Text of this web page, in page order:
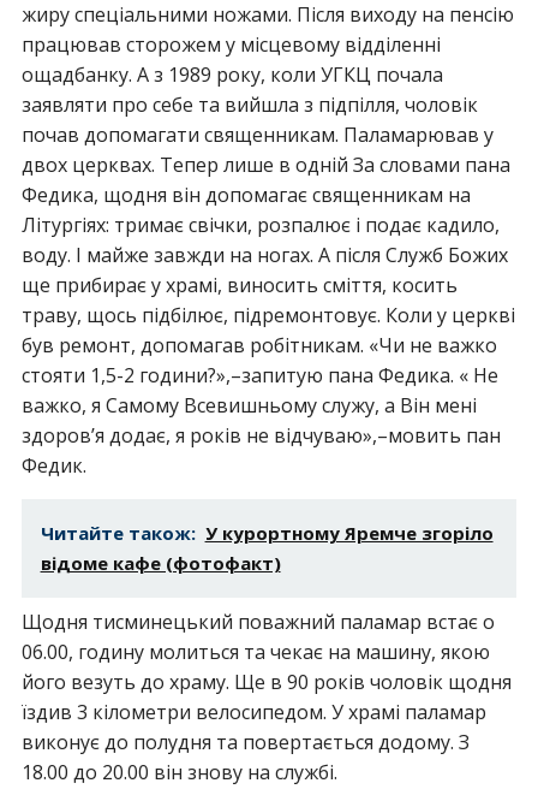
жиру спеціальними ножами. Після виходу на пенсію
працював сторожем у місцевому відділенні
ощадбанку. А з 1989 року, коли УГКЦ почала
заявляти про себе та вийшла з підпілля, чоловік
почав допомагати священникам. Паламарював у
двох церквах. Тепер лише в одній За словами пана
Федика, щодня він допомагає священникам на
Літургіях: тримає свічки, розпалює і подає кадило,
воду. І майже завжди на ногах. А після Служб Божих
ще прибирає у храмі, виносить сміття, косить
траву, щось підбілює, підремонтовує. Коли у церкві
був ремонт, допомагав робітникам. «Чи не важко
стояти 1,5-2 години?»,–запитую пана Федика. « Не
важко, я Самому Всевишньому служу, а Він мені
здоров’я додає, я років не відчуваю»,–мовить пан
Федик.
Читайте також: У курортному Яремче згоріло
відоме кафе (фотофакт)
Щодня тисминецький поважний паламар встає о
06.00, годину молиться та чекає на машину, якою
його везуть до храму. Ще в 90 років чоловік щодня
їздив 3 кілометри велосипедом. У храмі паламар
виконує до полудня та повертається додому. З
18.00 до 20.00 він знову на службі.